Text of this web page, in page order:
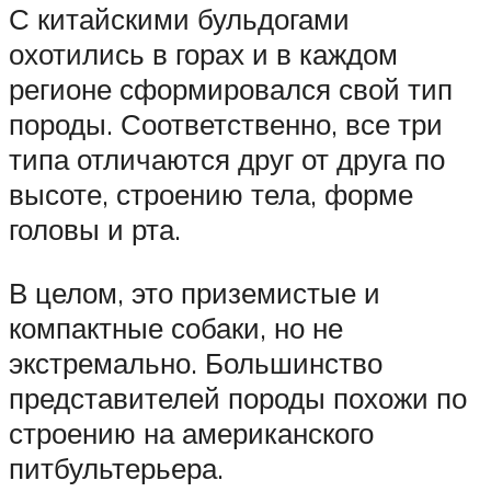
С китайскими бульдогами
охотились в горах и в каждом
регионе сформировался свой тип
породы. Соответственно, все три
типа отличаются друг от друга по
высоте, строению тела, форме
головы и рта.
В целом, это приземистые и
компактные собаки, но не
экстремально. Большинство
представителей породы похожи по
строению на американского
питбультерьера.